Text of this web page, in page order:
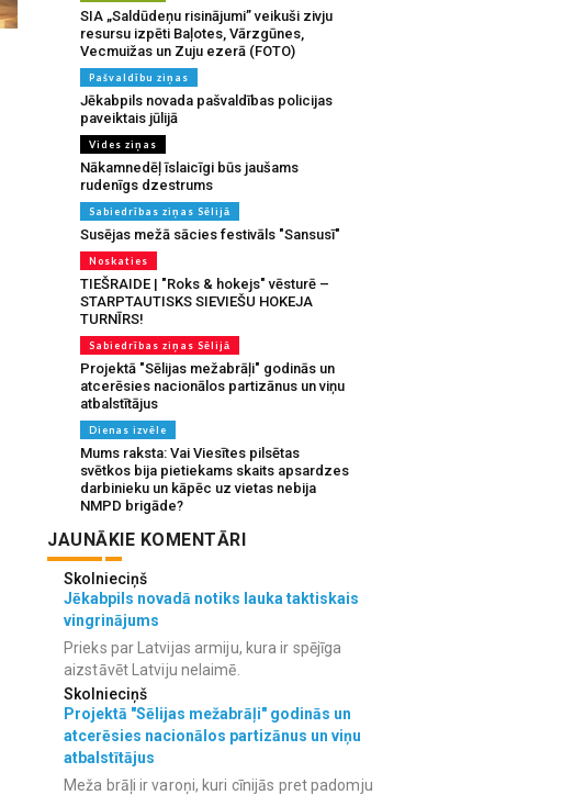
SIA „Saldūdeņu risinājumi” veikuši zivju
resursu izpēti Baļotes, Vārzgūnes,
Vecmuižas un Zuju ezerā (FOTO)
Pašvaldību ziņas
Jēkabpils novada pašvaldības policijas
paveiktais jūlijā
Vides ziņas
Nākamnedēļ īslaicīgi būs jaušams
rudenīgs dzestrums
Sabiedrības ziņas Sēlijā
Susējas mežā sācies festivāls "Sansusī"
Noskaties
TIEŠRAIDE | "Roks & hokejs" vēsturē –
STARPTAUTISKS SIEVIEŠU HOKEJA
TURNĪRS!
Sabiedrības ziņas Sēlijā
Projektā "Sēlijas mežabrāļi" godinās un
atcerēsies nacionālos partizānus un viņu
atbalstītājus
Dienas izvēle
Mums raksta: Vai Viesītes pilsētas
svētkos bija pietiekams skaits apsardzes
darbinieku un kāpēc uz vietas nebija
NMPD brigāde?
JAUNĀKIE KOMENTĀRI
Skolnieciņš
Jēkabpils novadā notiks lauka taktiskais
vingrinājums
Prieks par Latvijas armiju, kura ir spējīga
aizstāvēt Latviju nelaimē.
Skolnieciņš
Projektā "Sēlijas mežabrāļi" godinās un
atcerēsies nacionālos partizānus un viņu
atbalstītājus
Meža brāļi ir varoņi, kuri cīnijās pret padomju